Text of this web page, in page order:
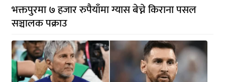
भक्तपुरमा ७ हजार रुपैयाँमा ग्यास बेच्ने किराना पसल
सञ्चालक पक्राउ